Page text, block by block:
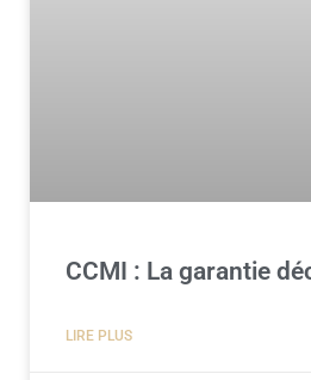
CCMI : La garantie
LIRE PLUS